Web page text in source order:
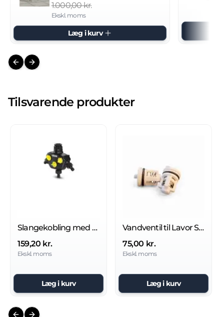
1.000,00 kr.
Ekskl. moms
Læg i kurv
Previous slide
Next slide
Tilsvarende produkter
Slangekobling med 3 udgange
159,20 kr.
Ekskl. moms
Læg i kurv
Vandventil til Lavor Sprinter gulvvasker
75,00 kr.
Ekskl. moms
Læg i kurv